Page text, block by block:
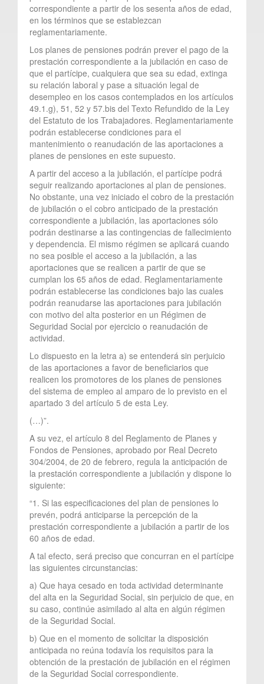
correspondiente a partir de los sesenta años de edad,
en los términos que se establezcan
reglamentariamente.
Los planes de pensiones podrán prever el pago de la
prestación correspondiente a la jubilación en caso de
que el partícipe, cualquiera que sea su edad, extinga
su relación laboral y pase a situación legal de
desempleo en los casos contemplados en los artículos
49.1.g), 51, 52 y 57.bis del Texto Refundido de la Ley
del Estatuto de los Trabajadores. Reglamentariamente
podrán establecerse condiciones para el
mantenimiento o reanudación de las aportaciones a
planes de pensiones en este supuesto.
A partir del acceso a la jubilación, el partícipe podrá
seguir realizando aportaciones al plan de pensiones.
No obstante, una vez iniciado el cobro de la prestación
de jubilación o el cobro anticipado de la prestación
correspondiente a jubilación, las aportaciones sólo
podrán destinarse a las contingencias de fallecimiento
y dependencia. El mismo régimen se aplicará cuando
no sea posible el acceso a la jubilación, a las
aportaciones que se realicen a partir de que se
cumplan los 65 años de edad. Reglamentariamente
podrán establecerse las condiciones bajo las cuales
podrán reanudarse las aportaciones para jubilación
con motivo del alta posterior en un Régimen de
Seguridad Social por ejercicio o reanudación de
actividad.
Lo dispuesto en la letra a) se entenderá sin perjuicio
de las aportaciones a favor de beneficiarios que
realicen los promotores de los planes de pensiones
del sistema de empleo al amparo de lo previsto en el
apartado 3 del artículo 5 de esta Ley.
(…)”.
A su vez, el artículo 8 del Reglamento de Planes y
Fondos de Pensiones, aprobado por Real Decreto
304/2004, de 20 de febrero, regula la anticipación de
la prestación correspondiente a jubilación y dispone lo
siguiente:
“1. Si las especificaciones del plan de pensiones lo
prevén, podrá anticiparse la percepción de la
prestación correspondiente a jubilación a partir de los
60 años de edad.
A tal efecto, será preciso que concurran en el partícipe
las siguientes circunstancias:
a) Que haya cesado en toda actividad determinante
del alta en la Seguridad Social, sin perjuicio de que, en
su caso, continúe asimilado al alta en algún régimen
de la Seguridad Social.
b) Que en el momento de solicitar la disposición
anticipada no reúna todavía los requisitos para la
obtención de la prestación de jubilación en el régimen
de la Seguridad Social correspondiente.